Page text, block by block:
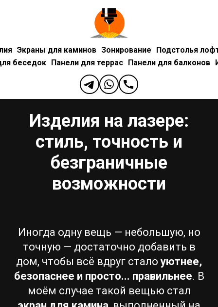
Экраны для каминов Зонирование
Подстолья
беседок Панели для террас Панели для балконов
Изделия на лазере:
стиль, точность и
безграничные
возможности
Иногда одну вещь — небольшую, но
точную — достаточно добавить в
дом, чтобы всё вдруг стало уютнее,
безопаснее и просто... правильнее. В
моём случае такой вещью стал